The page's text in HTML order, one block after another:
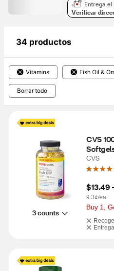
Entrega
Verificar
34 productos
Vitamins Fish Oil &
Borrar todo
3 counts
CVS
CVS
$13.49
9.3¢/ea.
Buy 1,